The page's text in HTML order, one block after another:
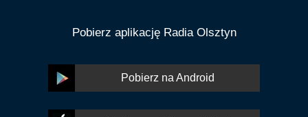
Pobierz aplikację Radia Olsztyn
Pobierz na Android